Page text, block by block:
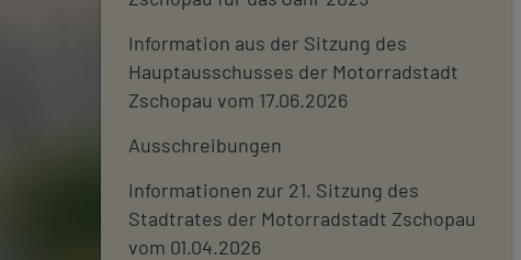
Information aus der Sitzung des
Hauptausschusses der Motorradstadt
Zschopau vom 17.06.2026
Ausschreibungen
Informationen zur 21. Sitzung des
Stadtrates der Motorradstadt Zschopau
vom 01.04.2026